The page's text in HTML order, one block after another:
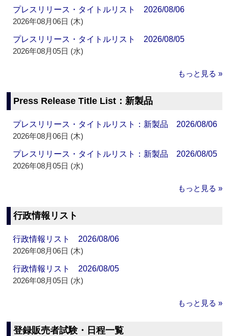
プレスリリース・タイトルリスト 2026/08/06
2026年08月06日 (木)
プレスリリース・タイトルリスト 2026/08/05
2026年08月05日 (水)
もっと見る »
Press Release Title List：新製品
プレスリリース・タイトルリスト：新製品 2026/08/06
2026年08月06日 (木)
プレスリリース・タイトルリスト：新製品 2026/08/05
2026年08月05日 (水)
もっと見る »
行政情報リスト
行政情報リスト 2026/08/06
2026年08月06日 (木)
行政情報リスト 2026/08/05
2026年08月05日 (水)
もっと見る »
登録販売者試験・日程一覧